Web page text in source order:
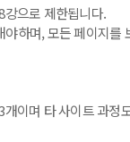
강으로 제한됩니다.
하며, 모든 페이지
이며 타 사이트 과정